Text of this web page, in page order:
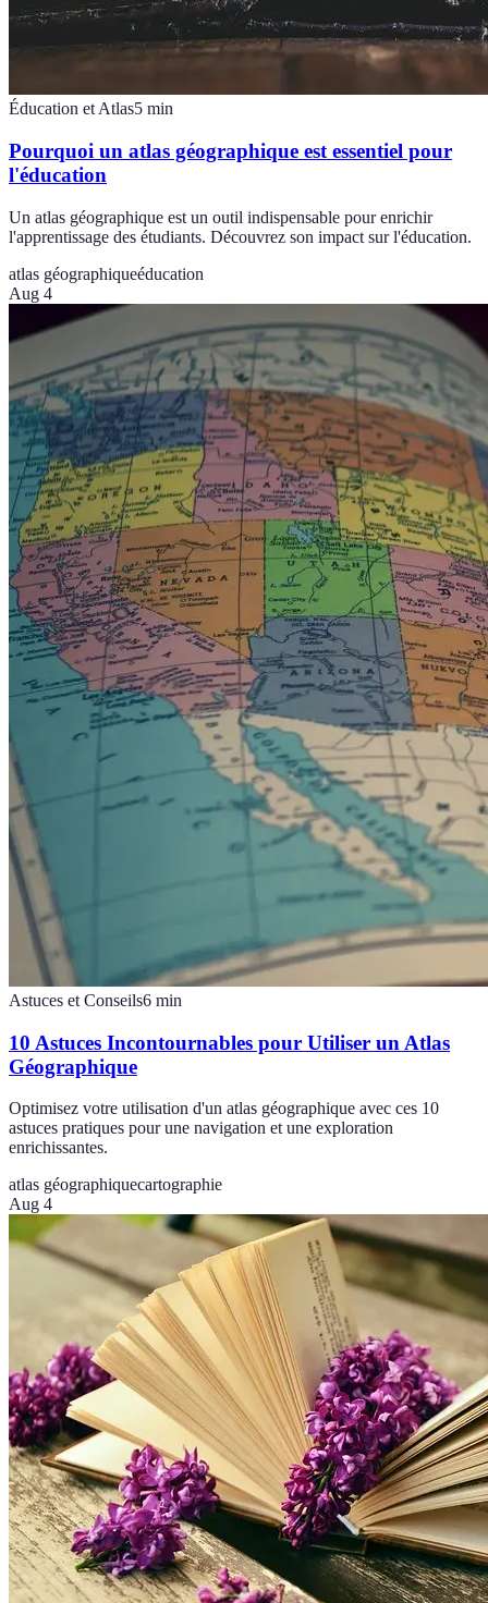
Éducation et Atlas5 min
Pourquoi un atlas géographique est essentiel pour
l'éducation
Un atlas géographique est un outil indispensable pour enrichir
l'apprentissage des étudiants. Découvrez son impact sur l'éducation.
atlas géographiqueéducation
Aug 4
Astuces et Conseils6 min
10 Astuces Incontournables pour Utiliser un Atlas
Géographique
Optimisez votre utilisation d'un atlas géographique avec ces 10
astuces pratiques pour une navigation et une exploration
enrichissantes.
atlas géographiquecartographie
Aug 4